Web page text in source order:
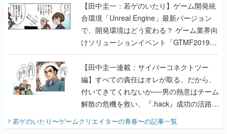
【田中圭一：若ゲのいたり】ゲーム開発統
合環境「Unreal Engine」最新バージョン
で、開発環境はどう変わる？ ゲーム業界向
けソリューションイベント「GTMF2019」
に行って、より理解を深めよう【PR】
【田中圭一連載：サイバーコネクトツー
編】すべての責任はオレが取る。だから、
付いてきてくれないか──男の熱意はチーム
解散の危機を救い、『.hack』成功の活路を
開く。業界の快男児・松山 洋に流れる血は
『少年ジャンプ』色だった【若ゲのいた
若ゲのいたり〜ゲームクリエイターの青春〜の記事一覧